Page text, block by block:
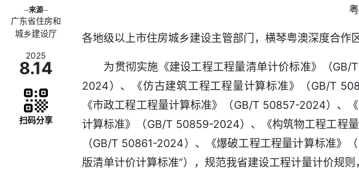
来源
广东省住房和
城乡建设厅
2025
8.14
扫码分享
各地级以上市住房城乡建设主管部门，横琴粤澳深度合作
为贯彻实施《建设工程工程量清单计价标准》（GB/
2024）、《仿古建筑工程工程量计算标准》（GB/T
《市政工程工程量计算标准》（GB/T 50857-2024）、
计算标准》（GB/T 50859-2024）、《构筑物工程工程
（GB/T 50861-2024）、《爆破工程工程量计算标准
版清单计价计算标准”），规范我省建设工程计量计价规